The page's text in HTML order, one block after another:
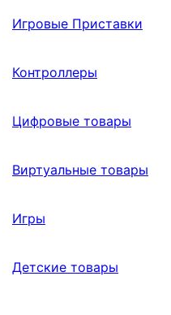
Игровые Приставки
Контроллеры
Цифровые товары
Виртуальные товары
Игры
Детские товары